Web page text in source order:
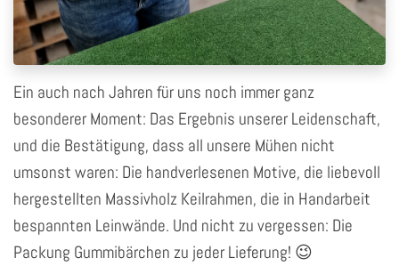
Ein auch nach Jahren für uns noch immer ganz
besonderer Moment: Das Ergebnis unserer Leidenschaft,
und die Bestätigung, dass all unsere Mühen nicht
umsonst waren: Die handverlesenen Motive, die liebevoll
hergestellten Massivholz Keilrahmen, die in Handarbeit
bespannten Leinwände. Und nicht zu vergessen: Die
Packung Gummibärchen zu jeder Lieferung! 😉